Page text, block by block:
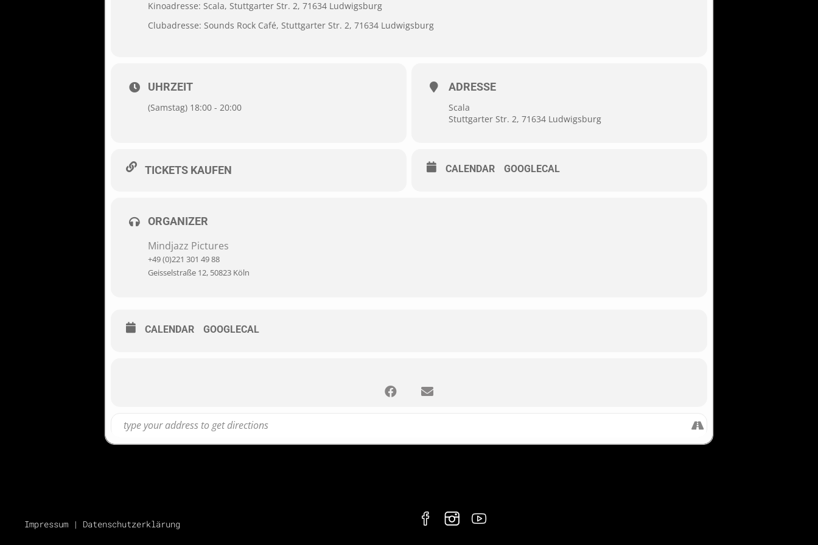
Kinoadresse: Scala, Stuttgarter Str. 2, 71634 Ludwigsburg
Clubadresse: Sounds Rock Café, Stuttgarter Str. 2, 71634 Ludwigsburg
UHRZEIT
(Samstag) 18:00 - 20:00
ADRESSE
Scala
Stuttgarter Str. 2, 71634 Ludwigsburg
TICKETS KAUFEN CALENDAR GOOGLECAL
ORGANIZER
Mindjazz Pictures
+49 (0)221 301 49 88
Geisselstraße 12, 50823 Köln
CALENDAR GOOGLECAL
Impressum | Datenschutzerklärung